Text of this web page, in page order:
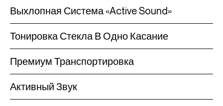
Выхлопная Система «Active Sound»
Тонировка Стекла В Одно Касание
Премиум Транспортировка
Активный Звук